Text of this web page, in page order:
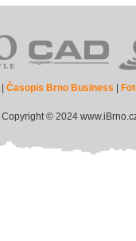
|Časopis Brno Business
Copyright © 2024